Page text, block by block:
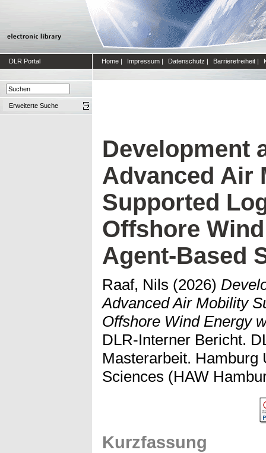
DLR Portal Home | Impressum | Datenschutz | Barrierefreiheit |
Erweiterte Suche
Development
Advanced Air
Supported
Offshore
Agent-Based
Raaf, Nils (2026)
Advanced Air Mobility
Offshore Wind Energy
DLR-Interner Bericht.
Masterarbeit. Hamburg
Sciences (HAW
Kurzfassung